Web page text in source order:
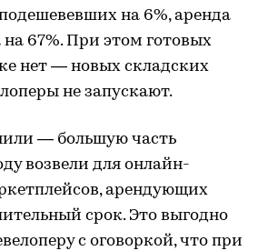
на 6%, аренда
67%. При этом готовых
нет — новых складских
не запускают.
— большую часть
возвели для онлайн-
арендующих
срок. Это выгодно
с оговоркой, что при